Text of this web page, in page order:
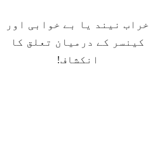
خراب نیند یا بے خوابی اور
کینسر کے درمیان تعلق کا
انکشاف!